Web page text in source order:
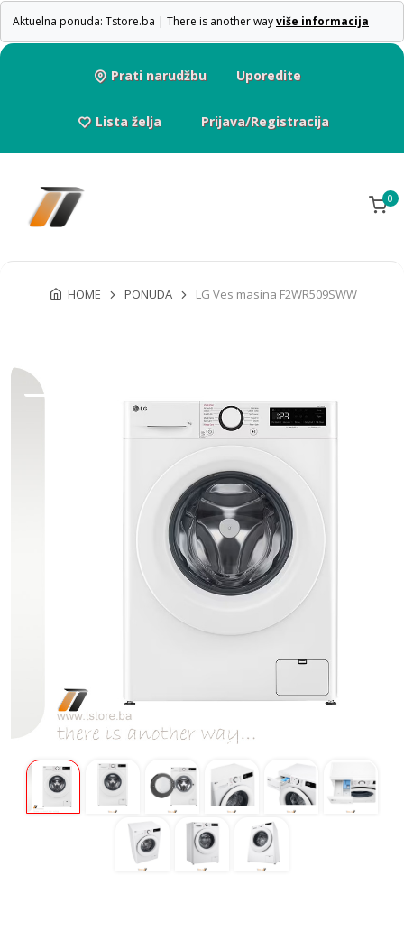
Aktuelna ponuda: Tstore.ba | There is another wayviše informacija
Prati narudžbu Uporedite
Lista želja Prijava/Registracija
0
HOME PONUDA LG Ves masina F2WR509SWW